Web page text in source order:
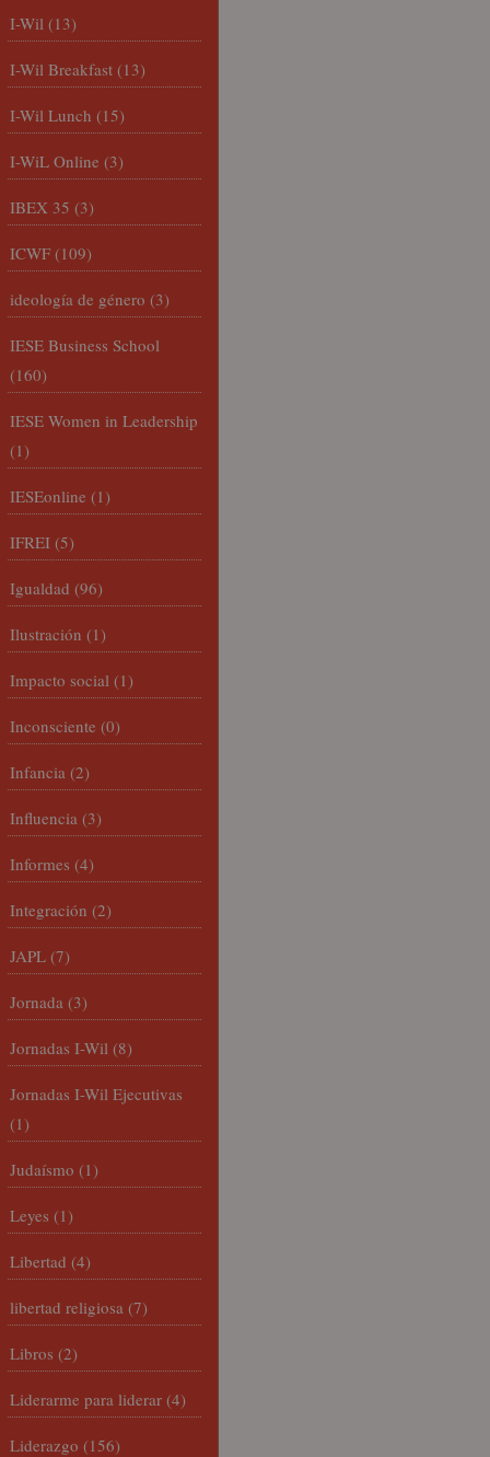
I-Wil (13)
I-Wil Breakfast (13)
I-Wil Lunch (15)
I-WiL Online (3)
IBEX 35 (3)
ICWF (109)
ideología de género (3)
IESE Business School
(160)
IESE Women in Leadership
(1)
IESEonline (1)
IFREI (5)
Igualdad (96)
Ilustración (1)
Impacto social (1)
Inconsciente (0)
Infancia (2)
Influencia (3)
Informes (4)
Integración (2)
JAPL (7)
Jornada (3)
Jornadas I-Wil (8)
Jornadas I-Wil Ejecutivas
(1)
Judaísmo (1)
Leyes (1)
Libertad (4)
libertad religiosa (7)
Libros (2)
Liderarme para liderar (4)
Liderazgo (156)